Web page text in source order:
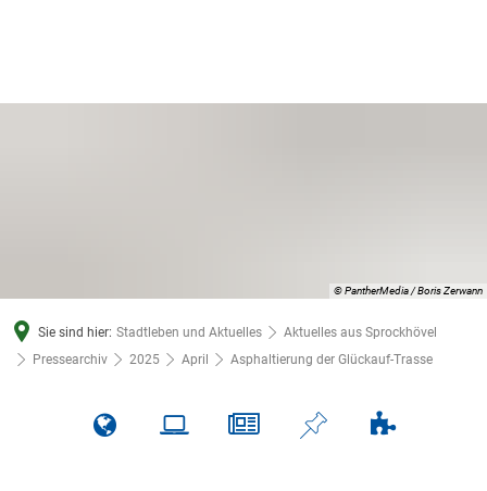
© PantherMedia / Boris Zerwann
Sie sind hier: Stadtleben und Aktuelles
Aktuelles aus Sprockhövel
Pressearchiv
2025 April Asphaltierung der Glückauf-Trasse